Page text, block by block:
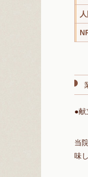
●献
当
味